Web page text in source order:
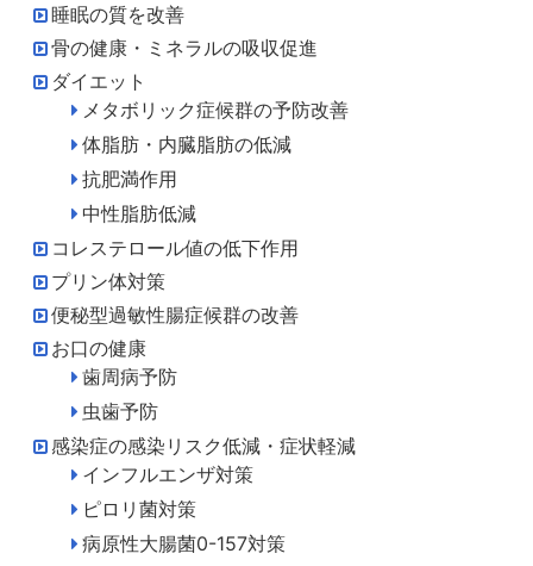
睡眠の質を改善
骨の健康・ミネラルの吸収促進
ダイエット
メタボリック症候群の予防改善
体脂肪・内臓脂肪の低減
抗肥満作用
中性脂肪低減
コレステロール値の低下作用
プリン体対策
便秘型過敏性腸症候群の改善
お口の健康
歯周病予防
虫歯予防
感染症の感染リスク低減・症状軽減
インフルエンザ対策
ピロリ菌対策
病原性大腸菌0-157対策